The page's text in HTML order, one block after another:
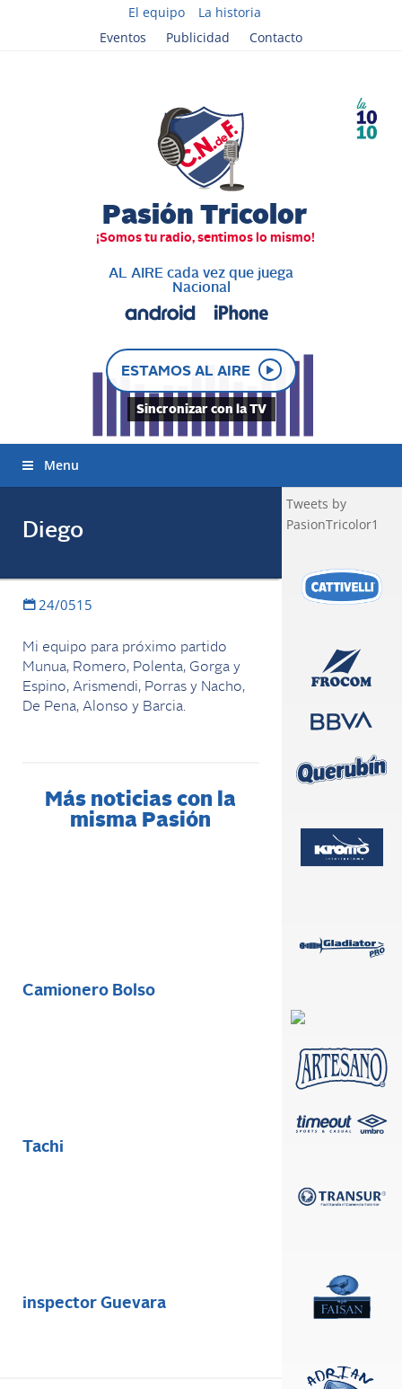
El equipo
La historia
Eventos
Publicidad Contacto
AL AIRE cada vez que juega
Nacional
ESTAMOS AL AIRE
Sincronizar con la TV
Menu
Diego
24/0515
Mi equipo para próximo partido
Munua, Romero, Polenta, Gorga y
Espino, Arismendi, Porras y Nacho,
De Pena, Alonso y Barcia.
Más noticias con la
misma Pasión
Camionero Bolso
Tachi
inspector Guevara
Tweets by
PasionTricolor1